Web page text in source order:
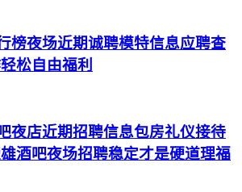
榜夜场近期诚聘模特信息应聘查
松自由福利
夜店近期招聘信息包房礼仪接待
酒吧夜场招聘稳定才是硬道理福